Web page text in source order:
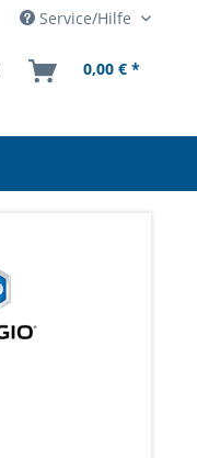
Service/Hilfe
0,00 € *